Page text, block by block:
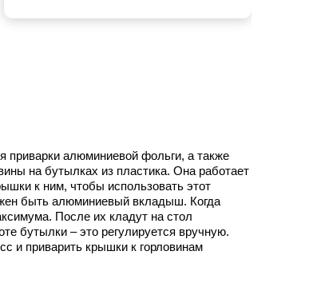
приварки алюминиевой фольги, а также
на бутылках из пластика. Она работает
к ним, чтобы использовать этот
быть алюминиевый вкладыш. Когда
После их кладут на стол
бутылки – это регулируется вручную.
и приварить крышки к горловинам